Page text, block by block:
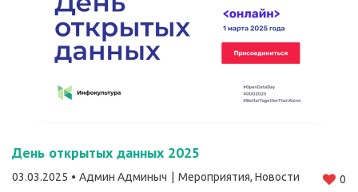
День открытых данных 2025
03.03.2025 Админ Админыч Мероприятия, Новости 0